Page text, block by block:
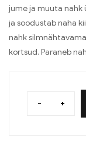
jume ja muuta nahk
ja soodustab naha
nahk
kortsud. Paraneb
- +